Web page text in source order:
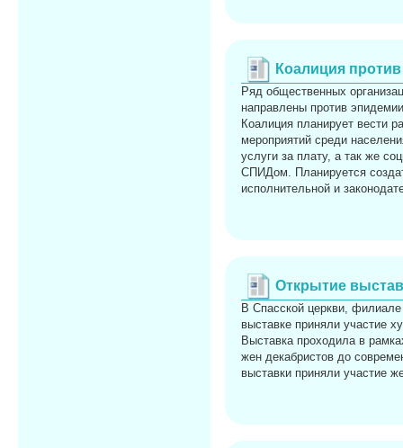
Коалиция
Ряд общественных
направлены против
Коалиция планирует вести
мероприятий среди
услуги за плату, а так же
СПИДом. Планируется
исполнительной и
Открытие
В Спасской церкви,
выставке приняли участие
Выставка проходила в
жен декабристов до
выставки приняли участие